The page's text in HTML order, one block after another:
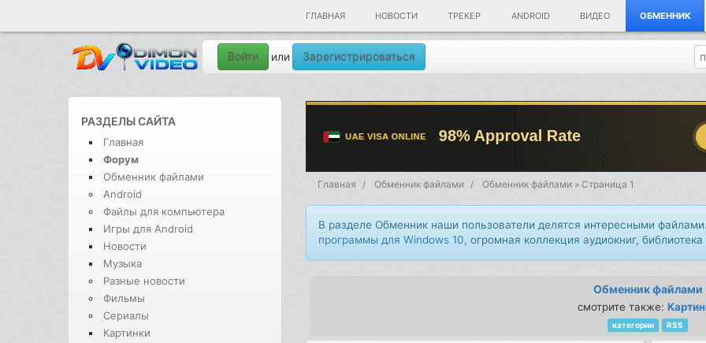
ГЛАВНАЯ НОВОСТИ ТРЕКЕР ANDROID ВИДЕО ОБМЕННИК
Войти или Зарегистрироваться
РАЗДЕЛЫ САЙТА
Главная
Форум
Обменник файлами
Android
Файлы для компьютера
Игры для Android
Новости
Музыка
Разные новости
Фильмы
Сериалы
Картинки
Главная Обменник файлами Обменник файлами » Страница 1
В разделе Обменник наши пользователи делятся интересными
программы для Windows 10, огромная коллекция аудиокниг,
Обменник файлами
смотрите также:
категории RSS